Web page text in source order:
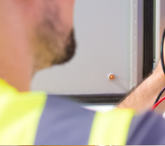
POMIARY
ELEKTRYCZNE
(NN / SW / WN)
CZYTAJ WIĘCEJ